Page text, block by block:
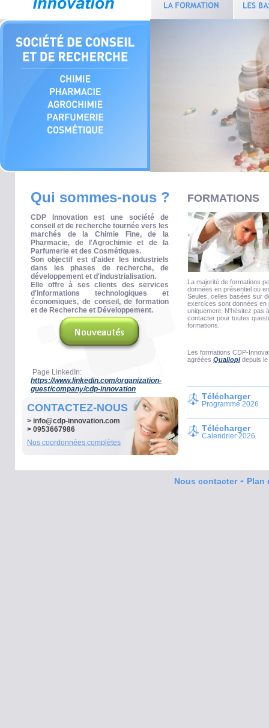
Qui sommes-nous ?
CDP Innovation est une société de
conseil et de recherche tournée vers les
marchés de la Chimie Fine, de la
Pharmacie, de l'Agrochimie et de la
Parfumerie et des Cosmétiques.
Son objectif est d'aider les industriels
dans les phases de recherche, de
développement et d'industrialisation.
Elle offre à ses clients des services
d'informations technologiques et
économiques, de conseil, de formation
et de Recherche et Développement.
Page LinkedIn:
https://www.linkedin.com/organization-
guest/company/cdp-innovation
CONTACTEZ-NOUS
> info@cdp-innovation.com
> 0953667986
Nos coordonnées complètes
FORMATIONS
La majorité de formations
données en présentiel ou
Seules, celles basées sur
exercices sont données en
uniquement. N'hésitez pas
contacter pour toutes
formations.
Les formations CDP-
agréées Qualiopi depuis
Télécharger
Programme 2026
Télécharger
Calendrier 2026
Nous contacter- Plan